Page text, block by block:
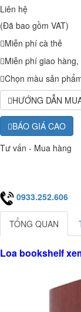
Liên hệ
(Đã bao gồm VAT)
Miễn phí cà thẻ
Miễn phí giao
Chọn màu sản
HƯỚNG DẪN
BÁO GIÁ CAO
Tư vấn - Mua hàng
0933.252.606
TỔNG QUAN
Loa bookshelf